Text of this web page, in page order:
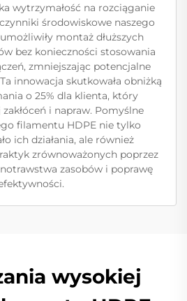
wytrzymałość na rozciąganie
środowiskowe naszego
montaż dłuższych
bez konieczności stosowania
zmniejszając potencjalne
innowacja skutkowała obniżką
o 25% dla klienta, który
i napraw. Pomyślne
filamentu HDPE nie tylko
ich działania, ale również
zrównoważonych poprzez
zasobów i poprawę
wysokiej